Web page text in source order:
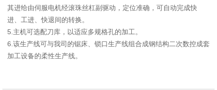
其进给由伺服电机经滚珠丝杠副驱动，定位准确，可自动完成快
进、工进、快退间的转换。
5.主机可选配刀库，以适应多规格孔的加工。
6.该生产线可与我司的锯床、锁口生产线组合成钢结构二次数控成套
加工设备的柔性生产线。